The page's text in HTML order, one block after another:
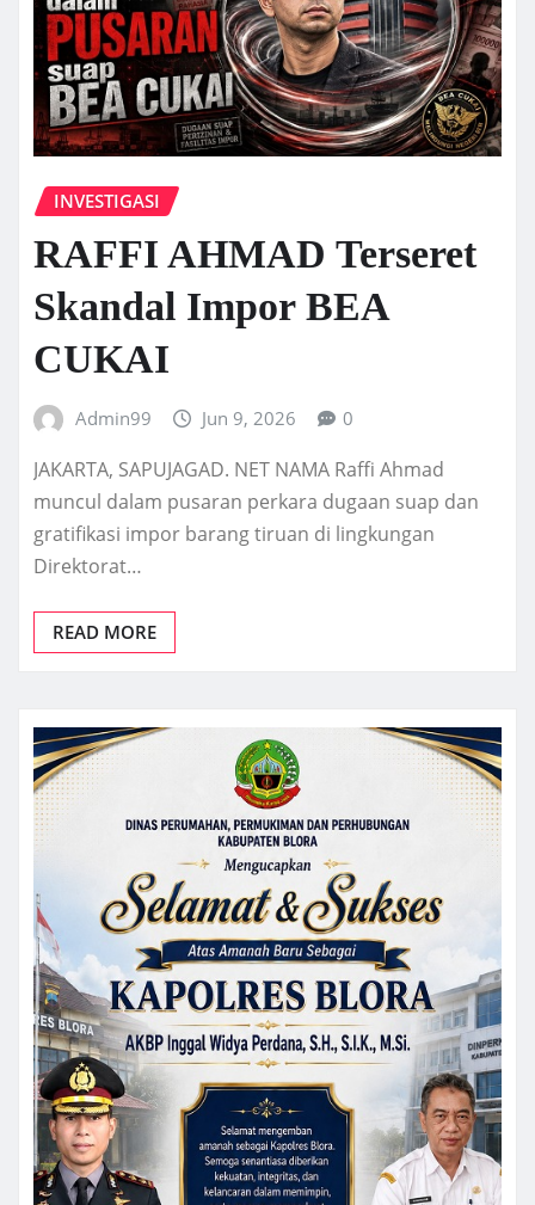
INVESTIGASI
RAFFI AHMAD Terseret
Skandal Impor BEA
CUKAI
Admin99 Jun 9, 2026 0
JAKARTA, SAPUJAGAD. NET NAMA Raffi Ahmad
muncul dalam pusaran perkara dugaan suap dan
gratifikasi impor barang tiruan di lingkungan
Direktorat…
READ MORE